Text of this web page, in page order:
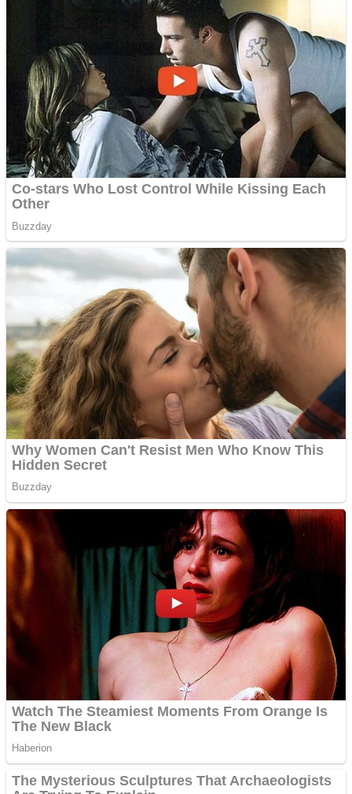
Curatare canapele
Bucuresti. Curatare
profesionala
Website de tip Adsense cu
domeniu adzeige.ro
Vând sticlă cu vin din
1958 Murfatlar
Chardonnay
Împrumut si investitii
Ofera def între special